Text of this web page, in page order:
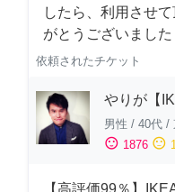
したら、利用させ
がとうございました
依頼されたチケット
やりが【
男性 / 40代 /
sentiment_satisfied 1876 sentiment_neutral